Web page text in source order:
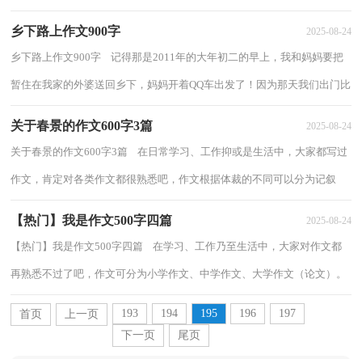
乡下路上作文900字 2025-08-24
乡下路上作文900字 记得那是2011年的大年初二的早上，我和妈妈要把
暂住在我家的外婆送回乡下，妈妈开着QQ车出发了！因为那天我们出门比
关于春景的作文600字3篇 2025-08-24
关于春景的作文600字3篇 在日常学习、工作抑或是生活中，大家都写过
作文，肯定对各类作文都很熟悉吧，作文根据体裁的不同可以分为记叙
【热门】我是作文500字四篇 2025-08-24
【热门】我是作文500字四篇 在学习、工作乃至生活中，大家对作文都
再熟悉不过了吧，作文可分为小学作文、中学作文、大学作文（论文）。
如何写一篇有思想、有文采的作文呢？以下是...
首页
上一页 193 194 195 196
197
下一页
尾页